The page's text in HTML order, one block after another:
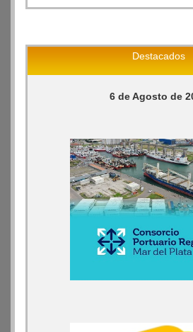
Destacados
6 de Agosto de